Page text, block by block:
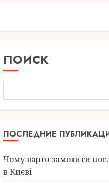
ПОИСК
ПОСЛЕДНИЕ
Чому варто замовити
в Києві